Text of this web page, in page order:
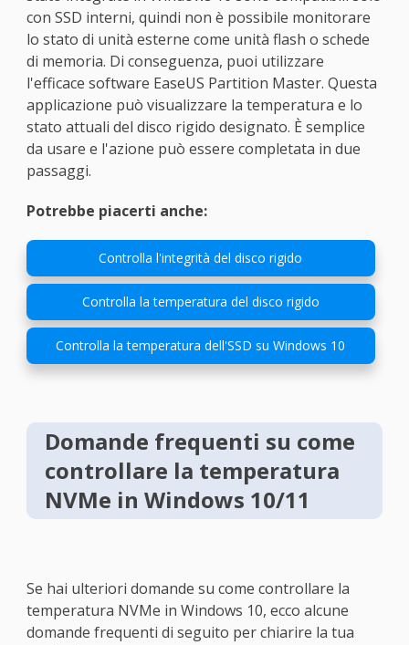
con SSD interni, quindi non è possibile monitorare
lo stato di unità esterne come unità flash o schede
di memoria. Di conseguenza, puoi utilizzare
l'efficace software EaseUS Partition Master. Questa
applicazione può visualizzare la temperatura e lo
stato attuali del disco rigido designato. È semplice
da usare e l'azione può essere completata in due
passaggi.
Potrebbe piacerti anche:
Controlla l'integrità del disco rigido
Controlla la temperatura del disco rigido
Controlla la temperatura dell'SSD su Windows 10
Domande frequenti su come
controllare la temperatura
NVMe in Windows 10/11
Se hai ulteriori domande su come controllare la
temperatura NVMe in Windows 10, ecco alcune
domande frequenti di seguito per chiarire la tua